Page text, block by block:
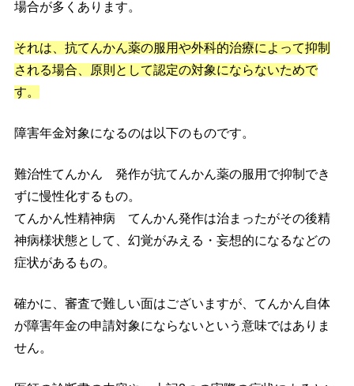
場合が多くあります。
それは、抗てんかん薬の服用や外科的治療によって抑制
される場合、原則として認定の対象にならないためで
す。
障害年金対象になるのは以下のものです。
難治性てんかん 発作が抗てんかん薬の服用で抑制でき
ずに慢性化するもの。
てんかん性精神病 てんかん発作は治まったがその後精
神病様状態として、幻覚がみえる・妄想的になるなどの
症状があるもの。
確かに、審査で難しい面はございますが、てんかん自体
が障害年金の申請対象にならないという意味ではありま
せん。